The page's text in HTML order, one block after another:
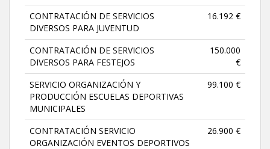
CONTRATACIÓN DE SERVICIOS
DIVERSOS PARA JUVENTUD
16.192 €
CONTRATACIÓN DE SERVICIOS
DIVERSOS PARA FESTEJOS
150.000
€
SERVICIO ORGANIZACIÓN Y
PRODUCCIÓN ESCUELAS DEPORTIVAS
MUNICIPALES
99.100 €
CONTRATACIÓN SERVICIO
ORGANIZACIÓN EVENTOS DEPORTIVOS
26.900 €